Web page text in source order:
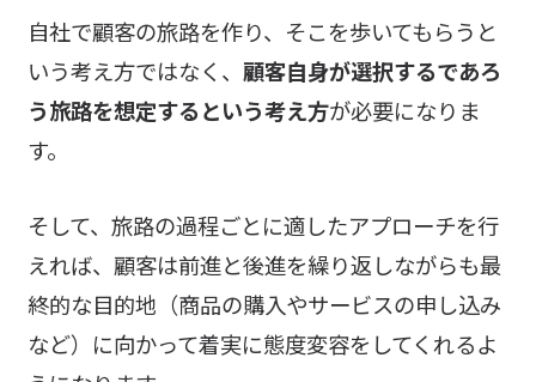
自社で顧客の旅路を作り、そこを歩いてもらうと
いう考え方ではなく、 顧客自身が選択するであろ
う旅路を想定するという考え方が必要になりま
す。
そして、旅路の過程ごとに適したアプローチを行
えれば、顧客は前進と後進を繰り返しながらも最
終的な目的地（商品の購入やサービスの申し込み
など）に向かって着実に態度変容をしてくれるよ